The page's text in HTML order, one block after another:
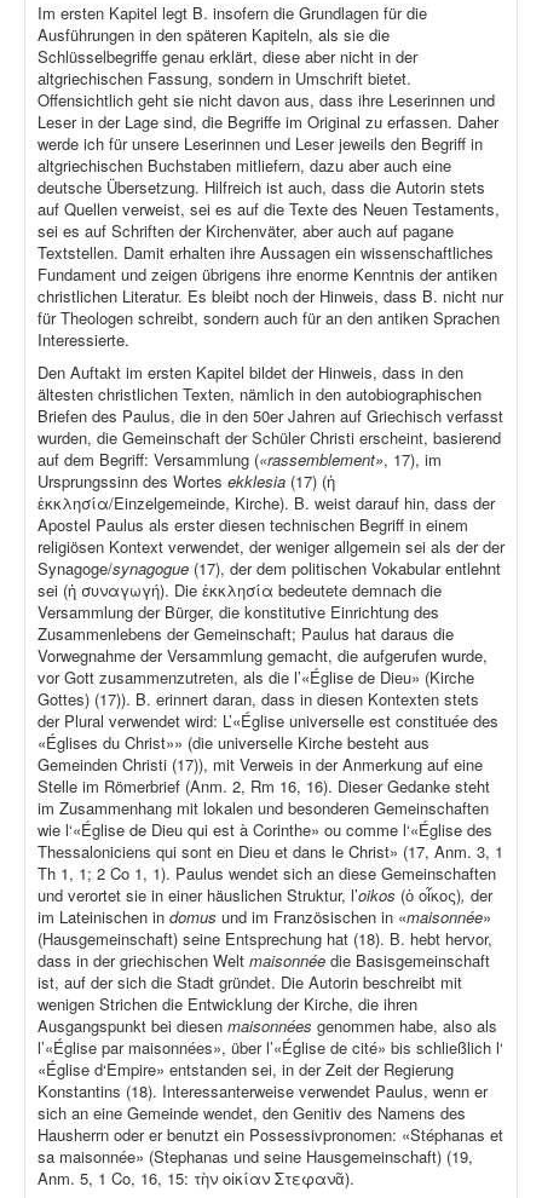
Im ersten Kapitel legt B. insofern die Grundlagen für die
Ausführungen in den späteren Kapiteln, als sie die
Schlüsselbegriffe genau erklärt, diese aber nicht in der
altgriechischen Fassung, sondern in Umschrift bietet.
Offensichtlich geht sie nicht davon aus, dass ihre Leserinnen und
Leser in der Lage sind, die Begriffe im Original zu erfassen. Daher
werde ich für unsere Leserinnen und Leser jeweils den Begriff in
altgriechischen Buchstaben mitliefern, dazu aber auch eine
deutsche Übersetzung. Hilfreich ist auch, dass die Autorin stets
auf Quellen verweist, sei es auf die Texte des Neuen Testaments,
sei es auf Schriften der Kirchenväter, aber auch auf pagane
Textstellen. Damit erhalten ihre Aussagen ein wissenschaftliches
Fundament und zeigen übrigens ihre enorme Kenntnis der antiken
christlichen Literatur. Es bleibt noch der Hinweis, dass B. nicht nur
für Theologen schreibt, sondern auch für an den antiken Sprachen
Interessierte.
Den Auftakt im ersten Kapitel bildet der Hinweis, dass in den
ältesten christlichen Texten, nämlich in den autobiographischen
Briefen des Paulus, die in den 50er Jahren auf Griechisch verfasst
wurden, die Gemeinschaft der Schüler Christi erscheint, basierend
auf dem Begriff: Versammlung («rassemblement», 17), im
Ursprungssinn des Wortes ekklesia (17) (ἡ
ἐκκλησία/Einzelgemeinde, Kirche). B. weist darauf hin, dass der
Apostel Paulus als erster diesen technischen Begriff in einem
religiösen Kontext verwendet, der weniger allgemein sei als der der
Synagoge/synagogue (17), der dem politischen Vokabular entlehnt
sei (ἡ συναγωγή). Die ἐκκλησία bedeutete demnach die
Versammlung der Bürger, die konstitutive Einrichtung des
Zusammenlebens der Gemeinschaft; Paulus hat daraus die
Vorwegnahme der Versammlung gemacht, die aufgerufen wurde,
vor Gott zusammenzutreten, als die l’«Église de Dieu» (Kirche
Gottes) (17)). B. erinnert daran, dass in diesen Kontexten stets
der Plural verwendet wird: L’«Église universelle est constituée des
«Églises du Christ»» (die universelle Kirche besteht aus
Gemeinden Christi (17)), mit Verweis in der Anmerkung auf eine
Stelle im Römerbrief (Anm. 2, Rm 16, 16). Dieser Gedanke steht
im Zusammenhang mit lokalen und besonderen Gemeinschaften
wie l‘«Église de Dieu qui est à Corinthe» ou comme l‘«Église des
Thessaloniciens qui sont en Dieu et dans le Christ» (17, Anm. 3, 1
Th 1, 1; 2 Co 1, 1). Paulus wendet sich an diese Gemeinschaften
und verortet sie in einer häuslichen Struktur, l’oikos (ὁ οἶκος), der
im Lateinischen in domus und im Französischen in «maisonnée»
(Hausgemeinschaft) seine Entsprechung hat (18). B. hebt hervor,
dass in der griechischen Welt maisonnée die Basisgemeinschaft
ist, auf der sich die Stadt gründet. Die Autorin beschreibt mit
wenigen Strichen die Entwicklung der Kirche, die ihren
Ausgangspunkt bei diesen maisonnées genommen habe, also als
l’«Église par maisonnées», über l’«Église de cité» bis schließlich l‘
«Église d‘Empire» entstanden sei, in der Zeit der Regierung
Konstantins (18). Interessanterweise verwendet Paulus, wenn er
sich an eine Gemeinde wendet, den Genitiv des Namens des
Hausherrn oder er benutzt ein Possessivpronomen: «Stéphanas et
sa maisonnée» (Stephanas und seine Hausgemeinschaft) (19,
Anm. 5, 1 Co, 16, 15: τὴν οἰκίαν Στεφανᾶ).